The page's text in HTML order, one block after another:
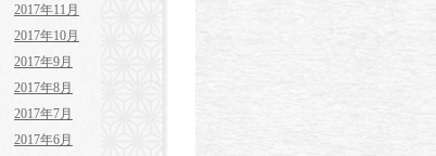
2017年11月
2017年10月
2017年9月
2017年8月
2017年7月
2017年6月